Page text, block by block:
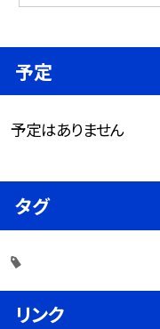
予定
予定はありません
タグ
リンク